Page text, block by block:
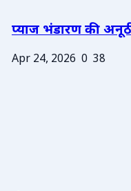
प्याज भंडारण की
Apr 24, 2026 0 38